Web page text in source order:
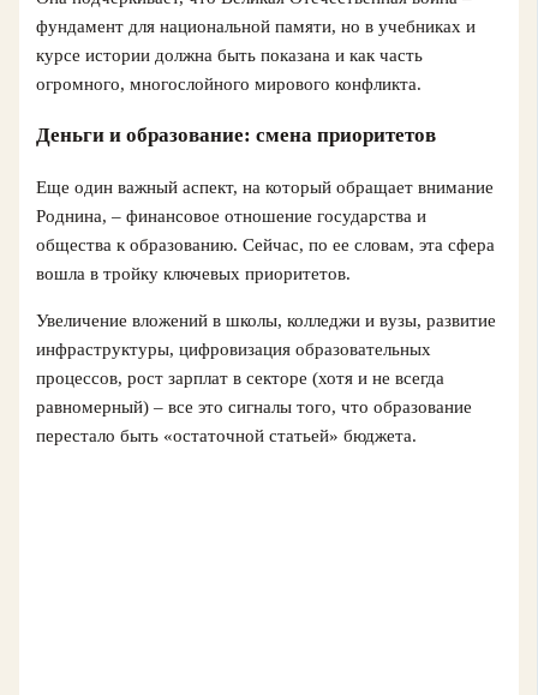
фундамент для национальной памяти, но в учебниках и
курсе истории должна быть показана и как часть
огромного, многослойного мирового конфликта.
Деньги и образование: смена приоритетов
Еще один важный аспект, на который обращает внимание
Роднина, – финансовое отношение государства и
общества к образованию. Сейчас, по ее словам, эта сфера
вошла в тройку ключевых приоритетов.
Увеличение вложений в школы, колледжи и вузы, развитие
инфраструктуры, цифровизация образовательных
процессов, рост зарплат в секторе (хотя и не всегда
равномерный) – все это сигналы того, что образование
перестало быть «остаточной статьей» бюджета.